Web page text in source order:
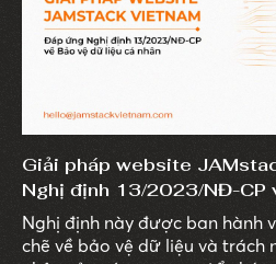
Giải pháp website
Nghị định 13/2023/NĐ-CP
nhân
Nghị định này được ban hành
chẽ về bảo vệ dữ liệu và trách